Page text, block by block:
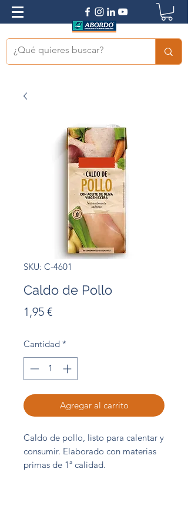
SKU: C-4601
Caldo de Pollo
1,95 €Precio
Cantidad *
Agregar al carrito
Caldo de pollo, listo para calentar y
consumir. Elaborado con materias
primas de 1ª calidad.